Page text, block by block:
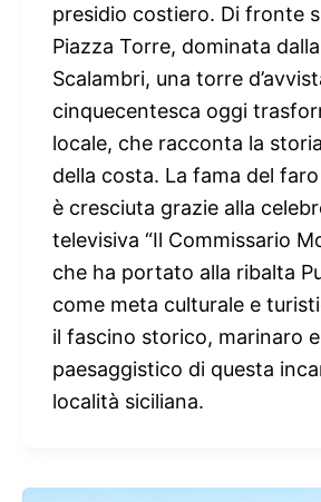
presidio costiero. Di fronte
Piazza Torre, dominata
Scalambri, una torre
cinquecentesca oggi
locale, che racconta la
della costa. La fama del
è cresciuta grazie alla
televisiva “Il Commissario
che ha portato alla ribalta
come meta culturale e
il fascino storico, marinaro e
paesaggistico di questa
località siciliana.